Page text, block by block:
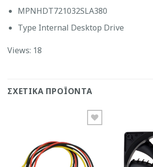
MPNHDT721032SLA380
Type Internal Desktop Drive
Views: 18
ΣΧΕΤΙΚΆ ΠΡΟΪΌΝΤΑ
Add to
Wishlist